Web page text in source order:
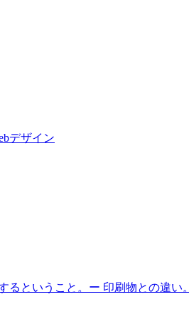
デザイン
るということ。ー 印刷物との違い。